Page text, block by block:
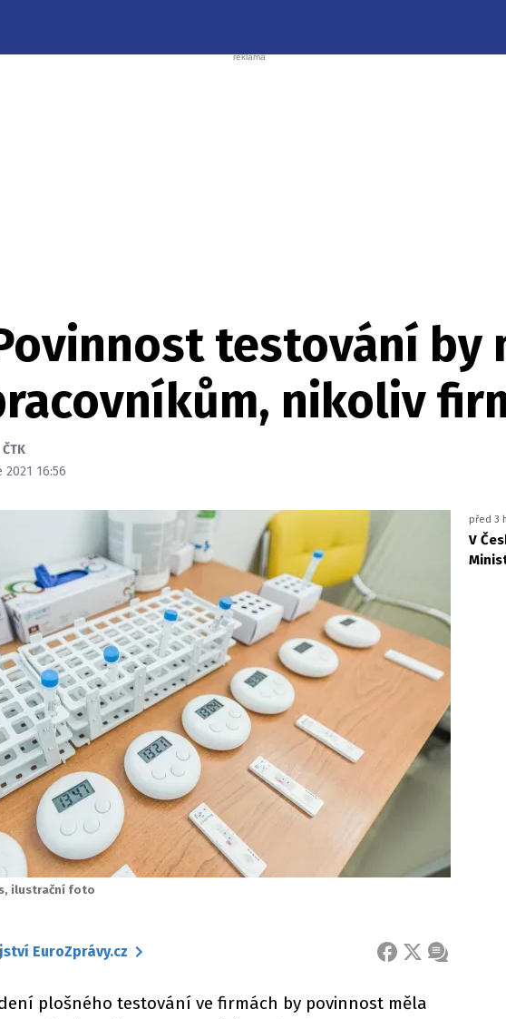
testování by
nikoliv
ČTK
2021 16:56
ilustrační foto
EuroZprávy.cz FACEBOOK
X ZPRÁVA
plošného testování ve firmách by povinnost měla
před 3
V